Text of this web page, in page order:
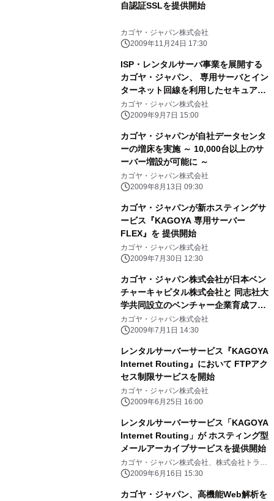
自認証SSLを提供開始
カゴヤ・ジャパン株式会社
2009年11月24日 17:30
ISP・レンタルサーバ事業を展開する
カゴヤ・ジャパン、 専用サーバとイン
ターネット回線を利用したセキュアフ
ァイル転送システム 「デジ急
便/Digiveryエンタープライズ iDCプラ
カゴヤ・ジャパン株式会社
2009年9月7日 15:00
カゴヤ・ジャパンが自社データセンタ
ーの増床を実施 ～ 10,000台以上のサ
ーバー増設が可能に ～
カゴヤ・ジャパン株式会社
2009年8月13日 09:30
カゴヤ・ジャパンが新ホスティングサ
ービス『KAGOYA 専用サーバー
FLEX』を 提供開始
カゴヤ・ジャパン株式会社
2009年7月30日 12:30
カゴヤ・ジャパン株式会社が日本ベン
チャーキャピタル株式会社と 同志社大
学共同設立のベンチャー企業育成ファ
ンド第一号投資先に決定
カゴヤ・ジャパン株式会社
2009年7月1日 14:30
レンタルサーバーサービス『KAGOYA
Internet Routing』において FTPアク
セス制限サービスを開始
カゴヤ・ジャパン株式会社
2009年6月25日 16:00
レンタルサーバーサービス「KAGOYA
Internet Routing」が ホスティング型
メールアーカイブサービスを提供開始
カゴヤ・ジャパン株式会社、株式会社トラン
スウエア
2009年6月16日 15:30
カゴヤ・ジャパン、高機能Web解析を